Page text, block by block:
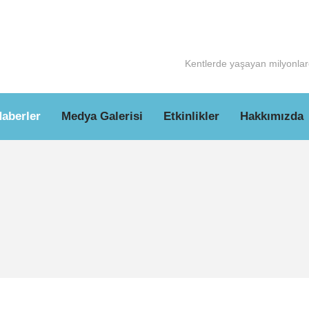
Kentlerde yaşayan
Medya Galerisi Etkinlikler Hakkımızda